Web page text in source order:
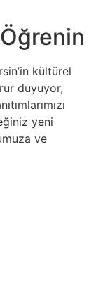
kültürel
duyuyor,
yeni
ve